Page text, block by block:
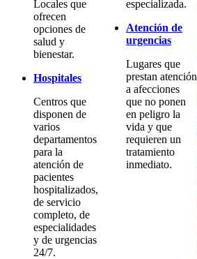
Locales que
ofrecen
opciones de
salud y
bienestar.
Hospitales
Centros que
disponen de
varios
departamentos
para la
atención de
pacientes
hospitalizados,
de servicio
completo, de
especialidades
y de urgencias
24/7.
especializada.
Atención de
urgencias
Lugares que
prestan atención
a afecciones
que no ponen
en peligro la
vida y que
requieren un
tratamiento
inmediato.